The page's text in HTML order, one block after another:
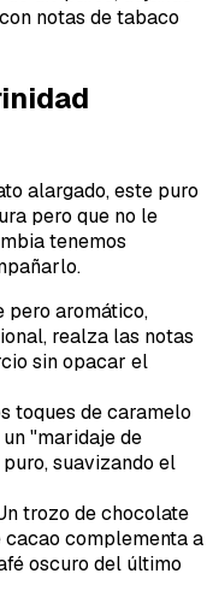
notas de tabaco
alargado, este puro
pero que no le
tenemos
pero aromático,
realza las notas
sin opacar el
toques de caramelo
"maridaje de
suavizando el
trozo de chocolate
complementa a
oscuro del último